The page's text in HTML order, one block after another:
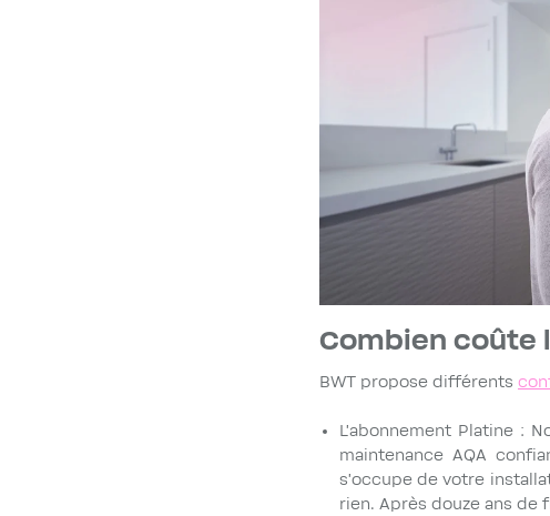
Combien coûte
BWT propose différents
L'abonnement Platine :
maintenance AQA
s'occupe de votre
rien. Après douze ans de